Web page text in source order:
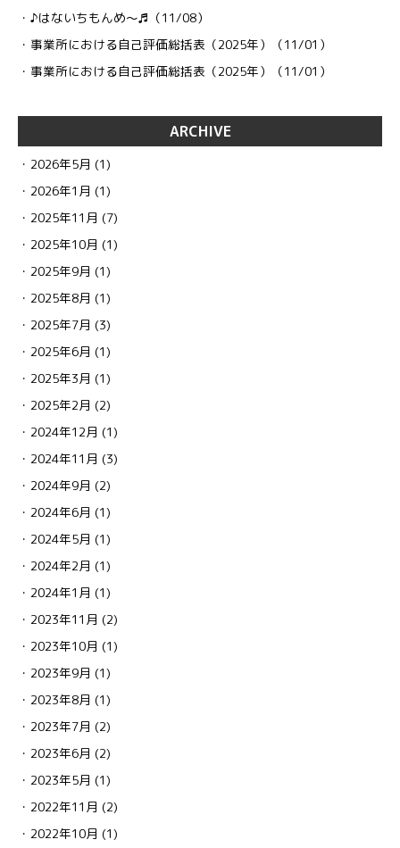
♪はないちもんめ～♬ （11/08）
事業所における自己評価総括表（2025年）
（11/01）
事業所における自己評価総括表（2025年）
（11/01）
ARCHIVE
2026年5月 (1)
2026年1月 (1)
2025年11月 (7)
2025年10月 (1)
2025年9月 (1)
2025年8月 (1)
2025年7月 (3)
2025年6月 (1)
2025年3月 (1)
2025年2月 (2)
2024年12月 (1)
2024年11月 (3)
2024年9月 (2)
2024年6月 (1)
2024年5月 (1)
2024年2月 (1)
2024年1月 (1)
2023年11月 (2)
2023年10月 (1)
2023年9月 (1)
2023年8月 (1)
2023年7月 (2)
2023年6月 (2)
2023年5月 (1)
2022年11月 (2)
2022年10月 (1)